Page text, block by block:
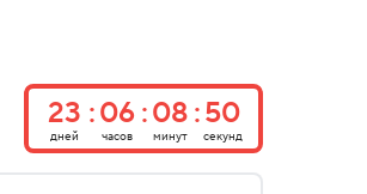
дней
23
часов
06
минут
08
секунд
49